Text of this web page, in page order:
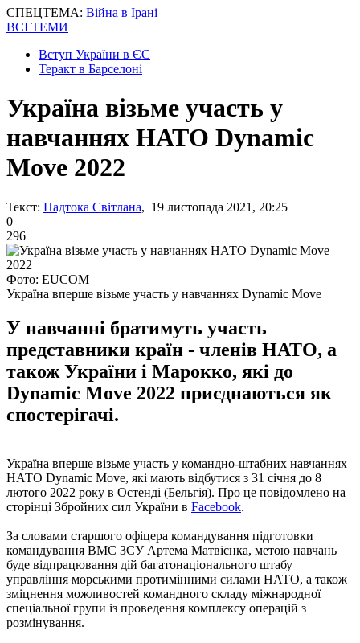
СПЕЦТЕМА: Війна в Ірані
ВСІ ТЕМИ
Вступ України в ЄС
Теракт в Барселоні
Україна візьме участь у
навчаннях НАТО Dynamic
Move 2022
Текст: Надтока Світлана, 19 листопада 2021, 20:25
0
296
Фото: EUCOM
Україна вперше візьме участь у навчаннях Dynamic Move
У навчанні братимуть участь
представники країн - членів НАТО, а
також України і Марокко, які до
Dynamic Move 2022 приєднаються як
спостерігачі.
Україна вперше візьме участь у командно-штабних навчаннях
НАТО Dynamic Move, які мають відбутися з 31 січня до 8
лютого 2022 року в Остенді (Бельгія). Про це повідомлено на
сторінці Збройних сил України в Facebook.
За словами старшого офіцера командування підготовки
командування ВМС ЗСУ Артема Матвієнка, метою навчань
буде відпрацювання дій багатонаціонального штабу
управління морськими протимінними силами НАТО, а також
зміцнення можливостей командного складу міжнародної
спеціальної групи із проведення комплексу операцій з
розмінування.